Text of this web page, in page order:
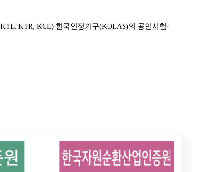
KTR, KCL) 한국인정기구(KOLAS)의 공인시험·